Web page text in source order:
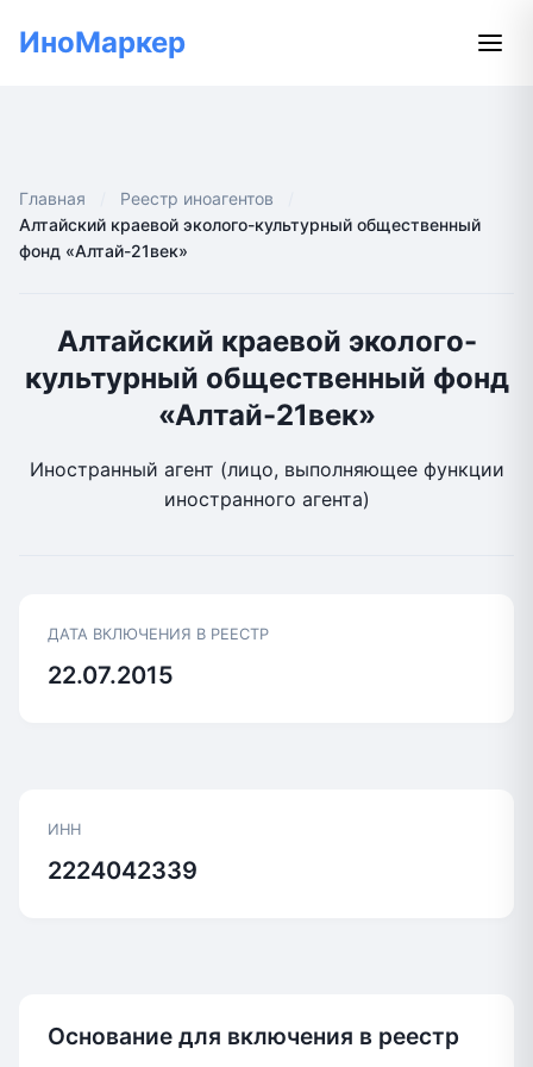
ИноМаркер
Главная
Реестр иноагентов
Алтайский краевой эколого-культурный общественный
фонд «Алтай-21век»
Алтайский краевой эколого-
культурный общественный фонд
«Алтай-21век»
Иностранный агент (лицо, выполняющее функции
иностранного агента)
ДАТА ВКЛЮЧЕНИЯ В РЕЕСТР
22.07.2015
ИНН
2224042339
Основание для включения в реестр